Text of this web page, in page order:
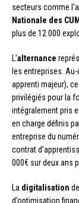
secteurs comme
Nationale des
plus de 12 000
L’alternance
les entreprises.
apprenti majeur),
privilégiés pour la
intégralement pris
en charge définis
entreprise du
contrat
000€ sur deux ans
La digitalisation
d’optimisation